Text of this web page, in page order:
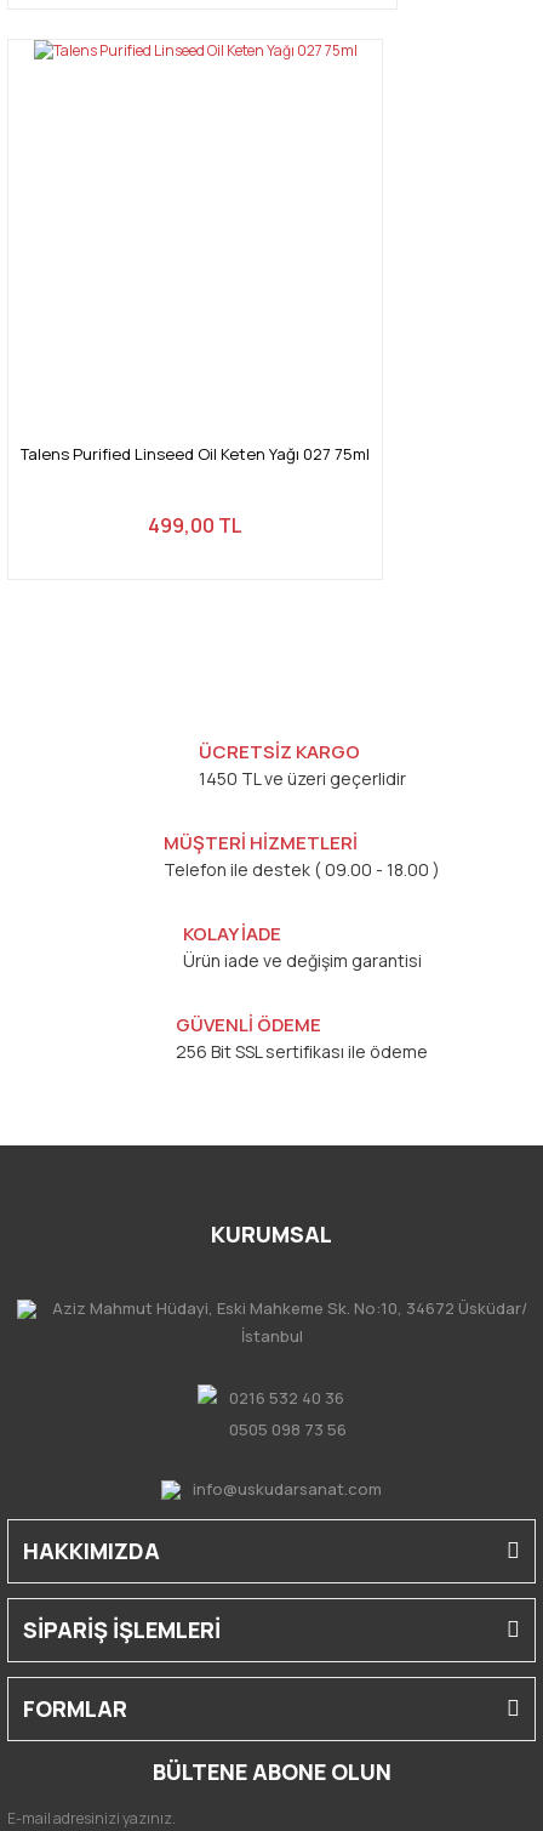
Talens Purified Linseed Oil Keten Yağı 027 75ml
499,00 TL
ÜCRETSİZ KARGO
1450 TL ve üzeri geçerlidir
MÜŞTERİ HİZMETLERİ
Telefon ile destek ( 09.00 - 18.00 )
KOLAY İADE
Ürün iade ve değişim garantisi
GÜVENLİ ÖDEME
256 Bit SSL sertifikası ile ödeme
KURUMSAL
Aziz Mahmut Hüdayi, Eski Mahkeme Sk. No:10, 34672 Üsküdar/
İstanbul
0216 532 40 36
0505 098 73 56
info@uskudarsanat.com
HAKKIMIZDA
SİPARİŞ İŞLEMLERİ
FORMLAR
BÜLTENE ABONE OLUN